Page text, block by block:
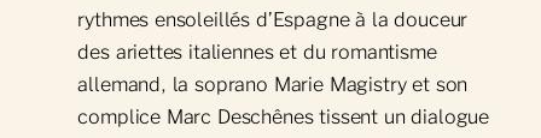
Feuillet paroissial
Infolettre paroissiale
Catéchèse paroissiale
rythmes ensoleillés d’Espagne à la douceur
des ariettes italiennes et du romantisme
allemand, la soprano Marie Magistry et son
complice Marc Deschênes tissent un dialogue